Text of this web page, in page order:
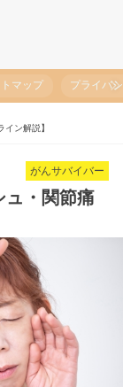
マップ プライバ
ン解説】
がんサバイバー
ュ・関節痛